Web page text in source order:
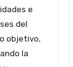
e
del
objetivo,
la